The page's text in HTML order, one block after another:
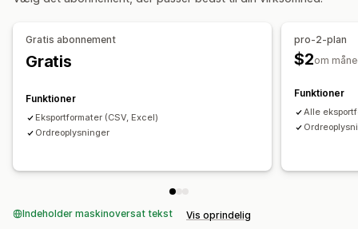
Gratis abonnement
Gratis
Funktioner
Eksportformater (CSV, Excel)
Ordreoplysninger
pro-2-plan
$2om
Funktioner
Alle
Indeholder maskinoversat tekst Vis oprindelig